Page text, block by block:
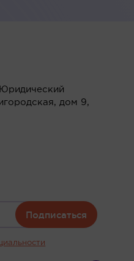
дом 9,
Подписаться